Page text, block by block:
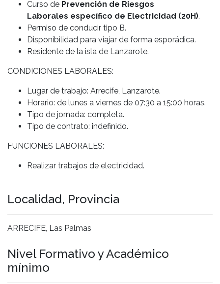
Curso de Prevención de Riesgos
Laborales específico de Electricidad (20H).
Permiso de conducir tipo B.
Disponibilidad para viajar de forma esporádica.
Residente de la isla de Lanzarote.
CONDICIONES LABORALES:
Lugar de trabajo: Arrecife, Lanzarote.
Horario: de lunes a viernes de 07:30 a 15:00 horas.
Tipo de jornada: completa.
Tipo de contrato: indefinido.
FUNCIONES LABORALES:
Realizar trabajos de electricidad.
Localidad, Provincia
ARRECIFE, Las Palmas
Nivel Formativo y Académico
mínimo